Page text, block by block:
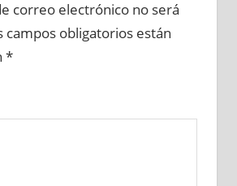
correo electrónico no será
campos obligatorios están
*